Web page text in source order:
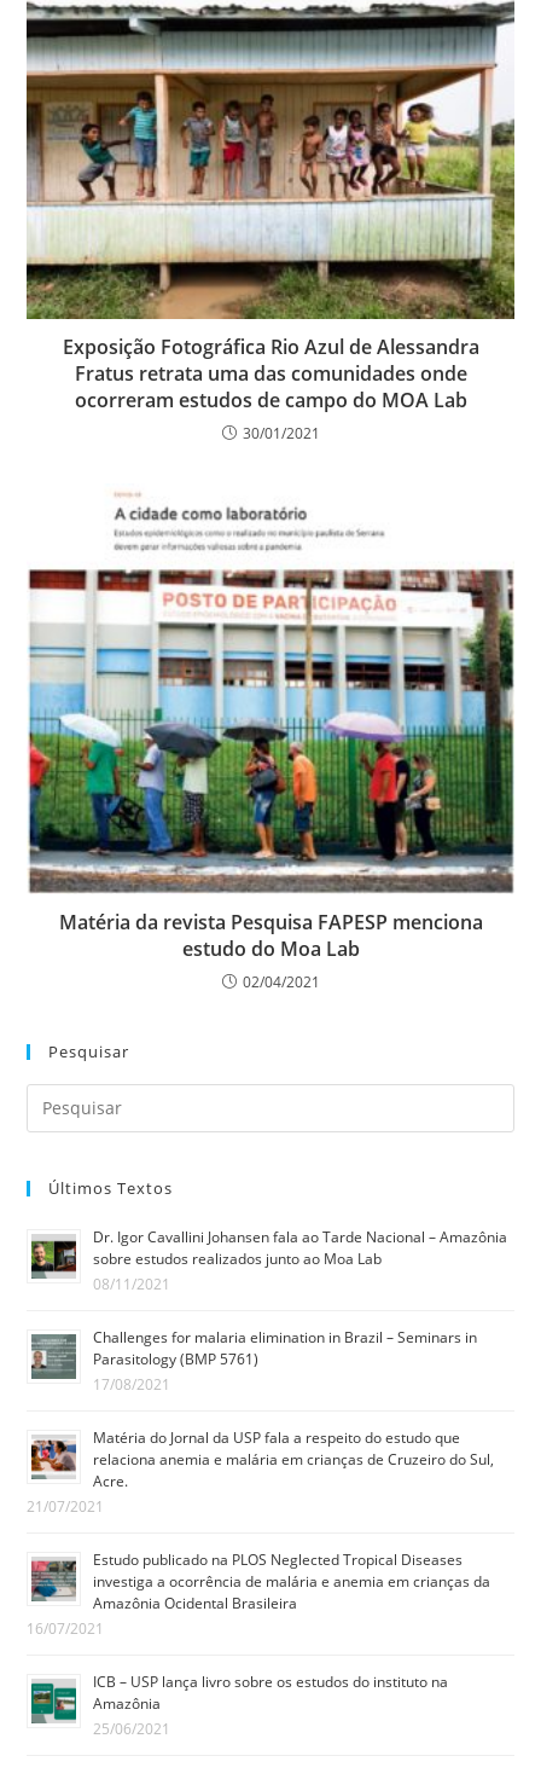
Exposição Fotográfica Rio Azul de Alessandra
Fratus retrata uma das comunidades onde
ocorreram estudos de campo do MOA Lab
30/01/2021
Matéria da revista Pesquisa FAPESP menciona
estudo do Moa Lab
02/04/2021
Pesquisar
Últimos Textos
Dr. Igor Cavallini Johansen fala ao Tarde Nacional – Amazônia
sobre estudos realizados junto ao Moa Lab
08/11/2021
Challenges for malaria elimination in Brazil – Seminars in
Parasitology (BMP 5761)
17/08/2021
Matéria do Jornal da USP fala a respeito do estudo que
relaciona anemia e malária em crianças de Cruzeiro do Sul,
Acre.
21/07/2021
Estudo publicado na PLOS Neglected Tropical Diseases
investiga a ocorrência de malária e anemia em crianças da
Amazônia Ocidental Brasileira
16/07/2021
ICB – USP lança livro sobre os estudos do instituto na
Amazônia
25/06/2021